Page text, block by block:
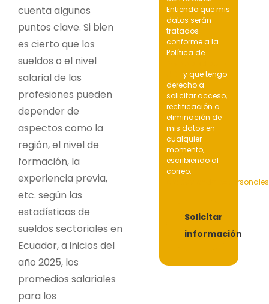
cuenta algunos
puntos clave. Si bien
es cierto que los
sueldos o el nivel
salarial de las
profesiones pueden
depender de
aspectos como la
región, el nivel de
formación, la
experiencia previa,
etc. según las
estadísticas de
sueldos sectoriales en
Ecuador, a inicios del
año 2025, los
promedios salariales
para los
Entiendo que mis
datos serán
tratados
conforme a la
Política de
y que tengo
derecho a
solicitar acceso,
rectificación o
eliminación de
mis datos en
cualquier
momento,
escribiendo al
correo:
Solicitar
información